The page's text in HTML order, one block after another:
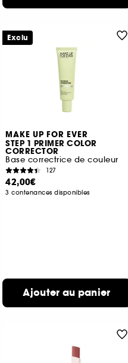
MAKE UP FOR EVER
STEP 1 PRIMER COLOR
CORRECTOR
Base correctrice de couleur
127
42,00€
3 contenances disponibles
Ajouter au panier
Exclu